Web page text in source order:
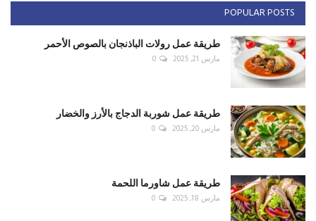
POPULAR POSTS
طريقة عمل رولات الباذنجان بالصوص الأحمر
مارس 21, 2025 0
طريقة عمل شوربة الدجاج بالأرز والخضار
مارس 20, 2025 0
طريقة عمل شاورما اللحمة
مارس 18, 2025 0